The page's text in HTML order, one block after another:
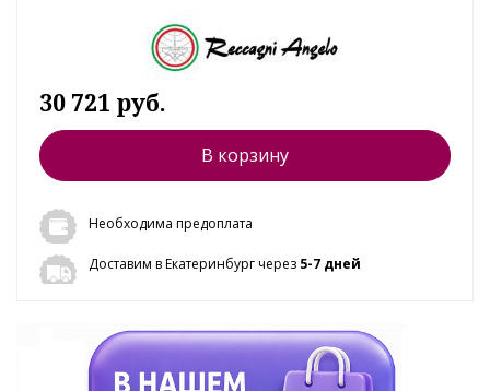
30 721 руб.
В корзину
Необходима предоплата
Доставим в Екатеринбург через 5-7 дней